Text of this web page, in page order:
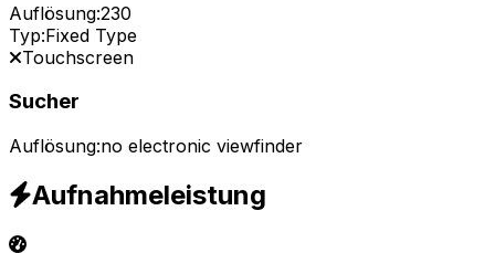
Auflösung:230
Typ:Fixed Type
Touchscreen
Sucher
Auflösung:no electronic viewfinder
Aufnahmeleistung